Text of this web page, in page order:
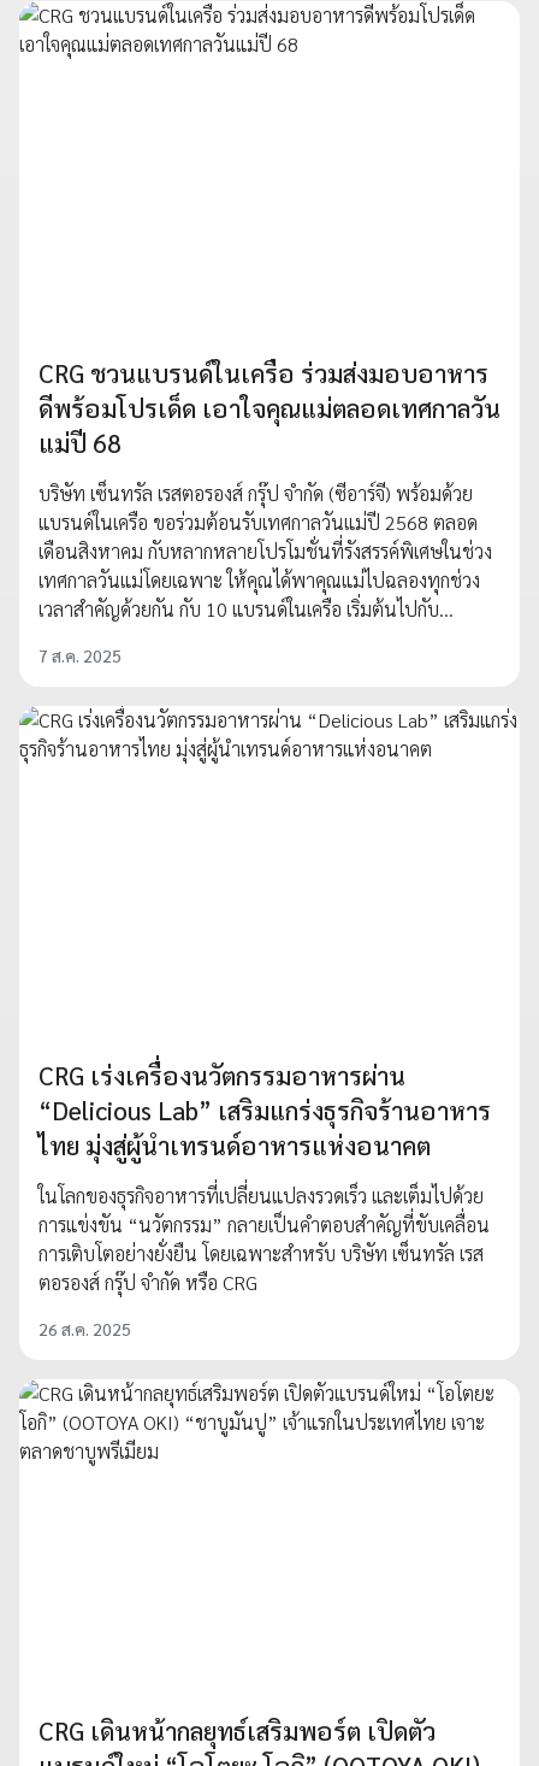
CRG ชวนแบรนด์ในเครือ ร่วมส่งมอบอาหาร
ดีพร้อมโปรเด็ด เอาใจคุณแม่ตลอดเทศกาลวัน
แม่ปี 68
บริษัท เซ็นทรัล เรสตอรองส์ กรุ๊ป จำกัด (ซีอาร์จี) พร้อมด้วย
แบรนด์ในเครือ ขอร่วมต้อนรับเทศกาลวันแม่ปี 2568 ตลอด
เดือนสิงหาคม กับหลากหลายโปรโมชั่นที่รังสรรค์พิเศษในช่วง
เทศกาลวันแม่โดยเฉพาะ ให้คุณได้พาคุณแม่ไปฉลองทุกช่วง
เวลาสำคัญด้วยกัน กับ 10 แบรนด์ในเครือ เริ่มต้นไปกับ…
7 ส.ค. 2025
CRG เร่งเครื่องนวัตกรรมอาหารผ่าน
“Delicious Lab” เสริมแกร่งธุรกิจร้านอาหาร
ไทย มุ่งสู่ผู้นำเทรนด์อาหารแห่งอนาคต
ในโลกของธุรกิจอาหารที่เปลี่ยนแปลงรวดเร็ว และเต็มไปด้วย
การแข่งขัน “นวัตกรรม” กลายเป็นคำตอบสำคัญที่ขับเคลื่อน
การเติบโตอย่างยั่งยืน โดยเฉพาะสำหรับ บริษัท เซ็นทรัล เรส
ตอรองส์ กรุ๊ป จำกัด หรือ CRG
26 ส.ค. 2025
CRG เดินหน้ากลยุทธ์เสริมพอร์ต เปิดตัว